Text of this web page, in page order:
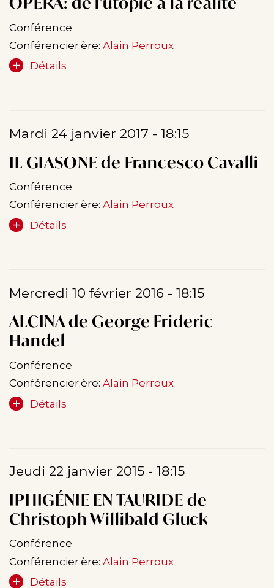
Conférence
Conférencier.ère: Alain Perroux
Détails
Mardi 24 janvier 2017 - 18:15
IL GIASONE de Francesco Cavalli
Conférence
Conférencier.ère: Alain Perroux
Détails
Mercredi 10 février 2016 - 18:15
ALCINA de George Frideric
Handel
Conférence
Conférencier.ère: Alain Perroux
Détails
Jeudi 22 janvier 2015 - 18:15
IPHIGÉNIE EN TAURIDE de
Christoph Willibald Gluck
Conférence
Conférencier.ère: Alain Perroux
Détails